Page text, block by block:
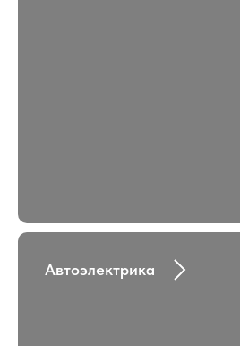
Автоэлектрика